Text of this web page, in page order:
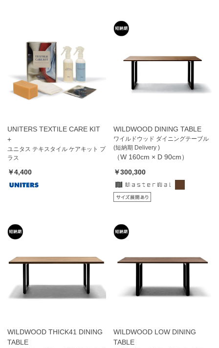
UNITERS TEXTILE CARE KIT
+
ユニタス テキスタイル ケアキット プ
ラス
￥4,400
WILDWOOD DINING TABLE
ワイルドウッド ダイニングテーブル
(短納期 Delivery )
（W 160cm × D 90cm）
￥300,300
WILDWOOD THICK41 DINING
TABLE
WILDWOOD LOW DINING
TABLE